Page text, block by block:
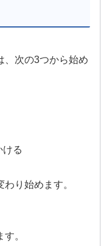
、次の3つから始め
ける
り始めます。
。